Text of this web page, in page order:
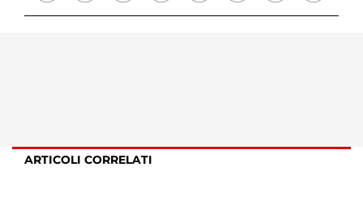
ARTICOLI CORRELATI